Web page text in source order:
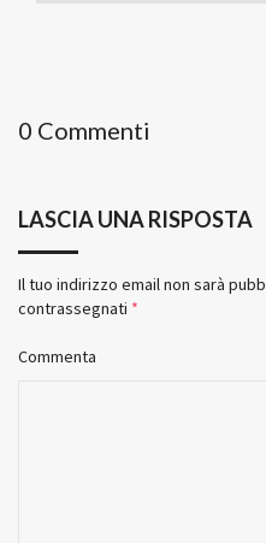
0 Commenti
LASCIA UNA RISPOSTA
Il tuo indirizzo email non sarà
contrassegnati *
Commenta